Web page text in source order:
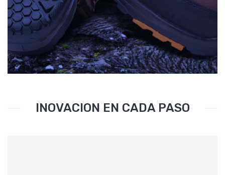
INOVACION EN CADA PASO